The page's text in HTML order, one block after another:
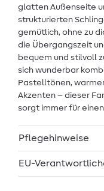
glatten Außenseite
strukturierten
gemütlich, ohne zu
die Übergangszeit
bequem und stilvoll
sich wunderbar
Pastelltönen,
Akzenten – dieser
sorgt immer für
Pflegehinweise
EU-